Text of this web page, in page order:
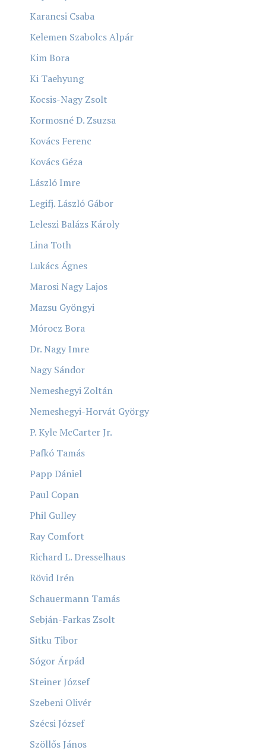
Karancsi Csaba
Kelemen Szabolcs Alpár
Kim Bora
Ki Taehyung
Kocsis-Nagy Zsolt
Kormosné D. Zsuzsa
Kovács Ferenc
Kovács Géza
László Imre
Legifj. László Gábor
Leleszi Balázs Károly
Lina Toth
Lukács Ágnes
Marosi Nagy Lajos
Mazsu Gyöngyi
Mórocz Bora
Dr. Nagy Imre
Nagy Sándor
Nemeshegyi Zoltán
Nemeshegyi-Horvát György
P. Kyle McCarter Jr.
Pafkó Tamás
Papp Dániel
Paul Copan
Phil Gulley
Ray Comfort
Richard L. Dresselhaus
Rövid Irén
Schauermann Tamás
Sebján-Farkas Zsolt
Sitku Tibor
Sógor Árpád
Steiner József
Szebeni Olivér
Szécsi József
Szöllős János